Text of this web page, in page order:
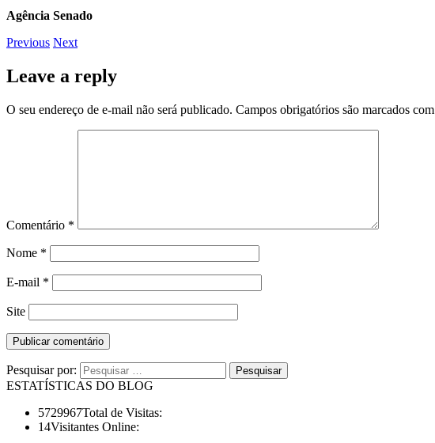
Agência Senado
Previous Next
Leave a reply
O seu endereço de e-mail não será publicado. Campos obrigatórios são marcados com
Comentário *
Nome *
E-mail *
Site
Pesquisar por:
ESTATÍSTICAS DO BLOG
5729967Total de Visitas:
14Visitantes Online: